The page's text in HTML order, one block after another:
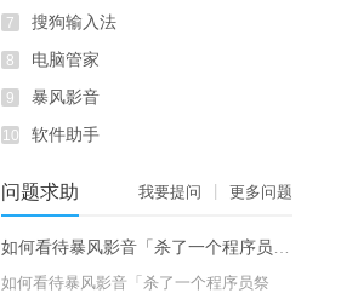
7 搜狗输入法
8 电脑管家
9 暴风影音
10 软件助手
问题求助 我要提问 更多问题
如何看待暴风影音「杀了一个程序员祭